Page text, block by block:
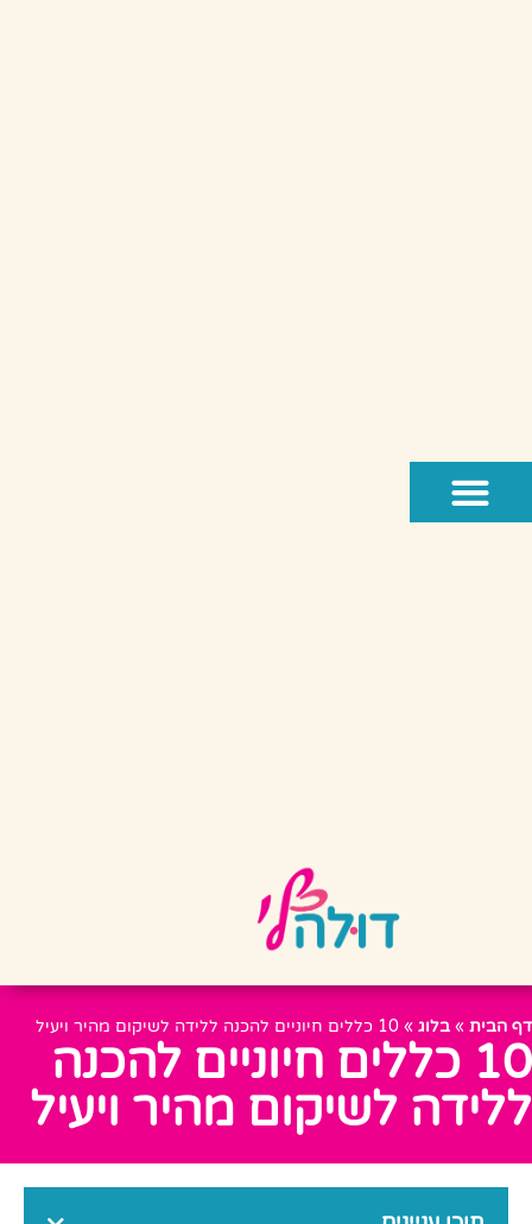
דף הבית » בלוג » 10 כללים חיוניים להכנה ללידה לשיקום מהיר ויעיל
10 כללים חיוניים להכנה
ללידה לשיקום מהיר ויעיל